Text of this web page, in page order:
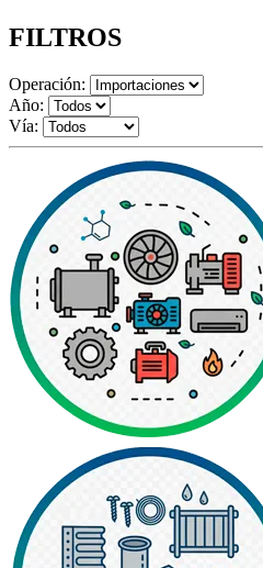
FILTROS
Operación:
Año:
Vía: